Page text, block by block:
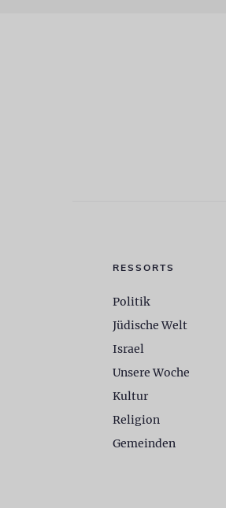
RESSORTS
Politik
Jüdische Welt
Israel
Unsere Woche
Kultur
Religion
Gemeinden